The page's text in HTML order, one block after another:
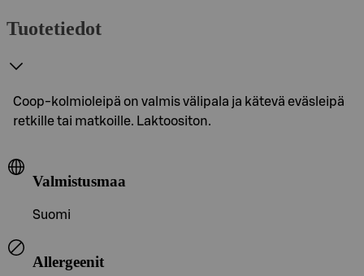
Tuotetiedot
Coop-kolmioleipä on valmis välipala ja kätevä eväsleipä
retkille tai matkoille. Laktoositon.
Valmistusmaa
Suomi
Allergeenit